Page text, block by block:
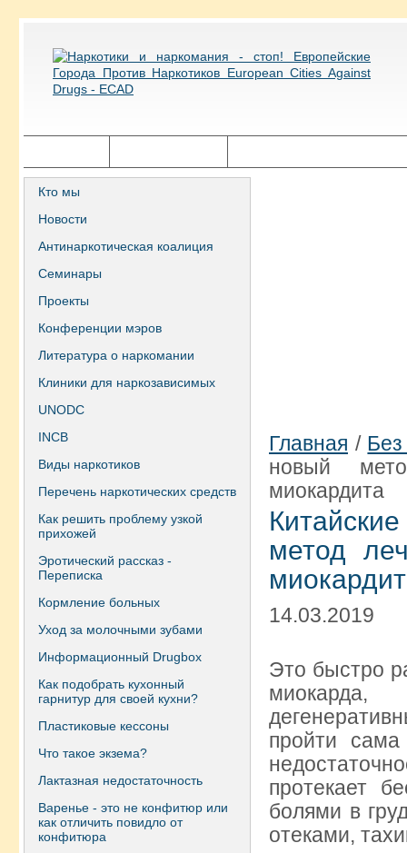
Кто мы
Новости
Антинаркотическая коалиция
Семинары
Проекты
Конференции мэров
Литература о наркомании
Клиники для наркозависимых
UNODC
INCB
Виды наркотиков
Перечень наркотических средств
Как решить проблему узкой
прихожей
Эротический рассказ -
Переписка
Кормление больных
Уход за молочными зубами
Информационный Drugbox
Как подобрать кухонный
гарнитур для своей кухни?
Пластиковые кессоны
Что такое экзема?
Лактазная недостаточность
Варенье - это не конфитюр или
как отличить повидло от
конфитюра
Главная /
новый
миокардита
метод
14.03.2019
Это быстро
пройти
протекает
болями в
отеками,